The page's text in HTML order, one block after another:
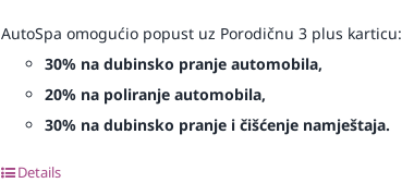
AutoSpa omogućio popust uz Porodičnu 3 plus karticu:
30% na dubinsko pranje automobila,
20% na poliranje automobila,
30% na dubinsko pranje i čišćenje namještaja.
Details